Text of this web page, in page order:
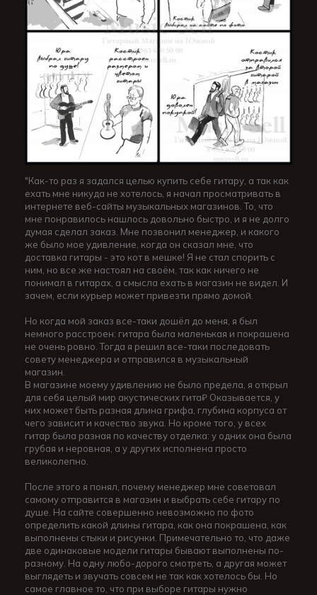
"Как-то раз я задался целью купить себе гитару, а так как
ехать мне никуда не хотелось, я начал просматривать в
интернете веб-сайты музыкальных магазинов. То, что
мне понравилось нашлось довольно быстро, и я не долго
думая сделал заказ. Мне позвонил менеджер, и какого
же было мое удивление, когда он сказал мне, что
доставка гитары - это кот в мешке! Я не стал спорить с
ним, но все же настоял на своём, так как ничего не
понимал в гитарах, а смысла ехать в магазин не видел. И
зачем, если курьер может привезти прямо домой.
Но когда мой заказ все-таки дошёл до меня, я был
немного расстроен: гитара была маленькая и покрашена
не очень ровно. Тогда я решил все-таки последовать
совету менеджера и отправился в музыкальный
магазин.
В магазине моему удивлению не было предела, я открыл
для себя целый мир акустических гита₽ Оказывается, у
них может быть разная длина грифа, глубина корпуса от
чего зависит и качество звука. Но кроме того, у всех
гитар была разная по качеству отделка: у одних она была
грубая и неровная, а у других исполнена просто
великолепно.
После этого я понял, почему менеджер мне советовал
самому отправится в магазин и выбрать себе гитару по
душе. На сайте совершенно невозможно по фото
определить какой длины гитара, как она покрашена, как
выполнены стыки и рисунки. Примечательно то, что даже
две одинаковые модели гитары бывают выполнены по-
разному. На одну любо-дорого смотреть, а другая может
выглядеть и звучать совсем не так как хотелось бы. Но
самое главное то, что при выборе гитары нужно